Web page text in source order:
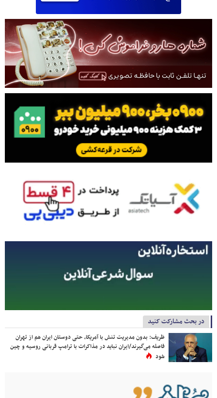
در بحث مشارکت کنید
ظریف: بدون مدیریت تنش با آمریکا، حتی دوستان ایران هم از تهران
فاصله می‌گیرند/ایران نباید در مذاکرات با ترامپ قربانی روسیه و چین
شود